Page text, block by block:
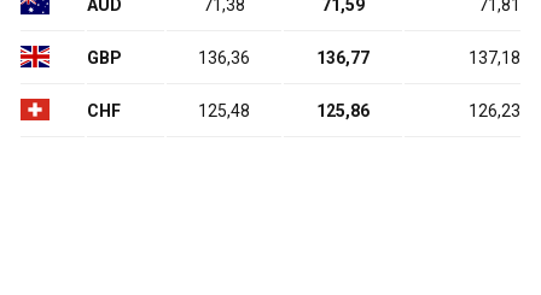
AUD 71,38 71,59 71,81
GBP 136,36 136,77 137,18
CHF 125,48 125,86 126,23